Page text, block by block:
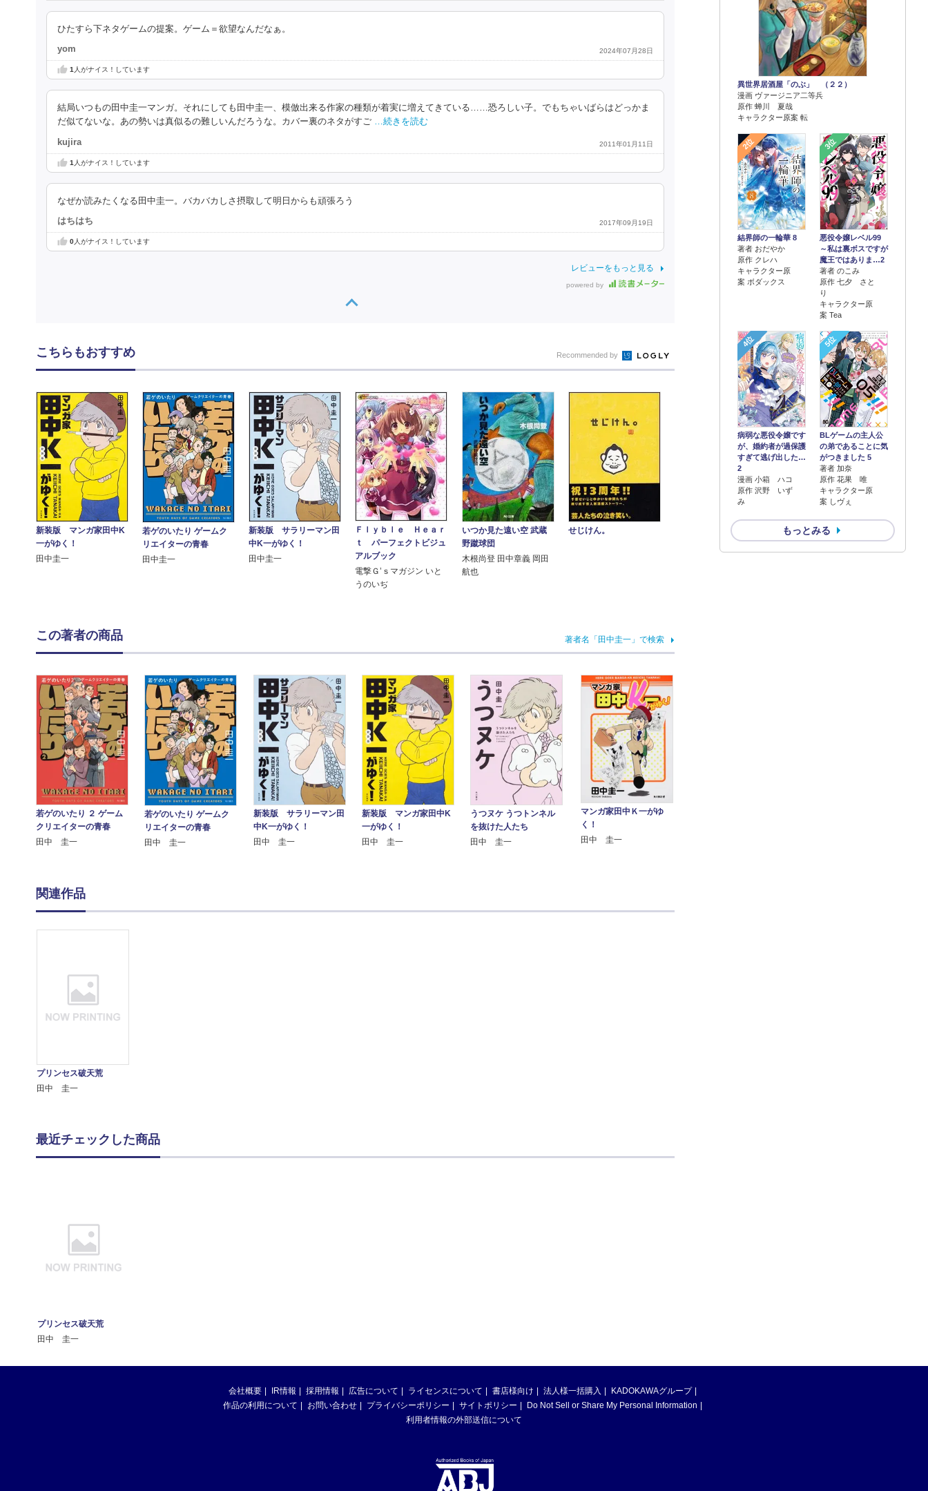
ひたすら下ネタゲームの提案。ゲーム＝欲望なんだなぁ。
yom 2024年07月28日
1人がナイス！しています
結局いつもの田中圭一マンガ。それにしても田中圭一、模倣出来る作家の種類が着実に増えてきている……恐ろしい子。でもちゃいばらはどっかま
だ似てないな。あの勢いは真似るの難しいんだろうな。カバー裏のネタがすご …続きを読む
kujira 2011年01月11日
1 人がナイス！しています
なぜか読みたくなる田中圭一。バカバカしさ摂取して明日からも頑張ろう
はちはち 2017年09月19日
0人がナイス！しています
レビューをもっと見る
powered by
異世界居酒屋「のぶ」 （２２）
漫画 ヴァージニア二等兵
原作 蝉川 夏哉
キャラクター原案 転
2位
結界師の一輪華 8
著者 おだやか
原作 クレハ
キャラクター原
案 ボダックス
3位
悪役令嬢レベル99
～私は裏ボスですが
魔王ではありま…2
著者 のこみ
原作 七夕 さと
り
キャラクター原
案 Tea
4位
病弱な悪役令嬢です
が、婚約者が過保護
すぎて逃げ出した…
2
漫画 小箱 ハコ
原作 沢野 いず
み
5位
BLゲームの主人公
の弟であることに気
がつきました 5
著者 加奈
原作 花果 唯
キャラクター原
案 しヴぇ
もっとみる
こちらもおすすめ Recommended by
新装版 マンガ家田中K
一がゆく！
田中圭一
若ゲのいたり ゲームク
リエイターの青春
田中圭一
新装版 サラリーマン田
中K一がゆく！
田中圭一
Ｆｌｙｂｌｅ Ｈｅａｒ
ｔ パーフェクトビジュ
アルブック
電撃Ｇ’ｓマガジン いと
うのいぢ
いつか見た遠い空 武蔵
野蹴球団
木根尚登 田中章義 岡田
航也
せじけん。
この著者の商品 著者名「田中圭一」で検索
若ゲのいたり ２ ゲーム
クリエイターの青春
田中 圭一
若ゲのいたり ゲームク
リエイターの青春
田中 圭一
新装版 サラリーマン田
中K一がゆく！
田中 圭一
新装版 マンガ家田中K
一がゆく！
田中 圭一
うつヌケ うつトンネル
を抜けた人たち
田中 圭一
マンガ家田中Ｋ一がゆ
く！
田中 圭一
関連作品
プリンセス破天荒
田中 圭一
最近チェックした商品
プリンセス破天荒
田中 圭一
会社概要 IR情報 採用情報 広告について ライセンスについて 書店様向け 法人様一括購入
KADOKAWAグループ
作品の利用について
お問い合わせ プライバシーポリシー サイトポリシー
Do Not Sell or Share My Personal Information
利用者情報の外部送信について